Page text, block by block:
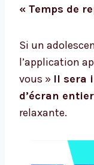
« Temps de
Si un
l’application
vous » Il sera
d’écran entier
relaxante.